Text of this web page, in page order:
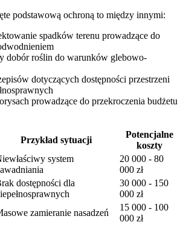
podstawową ochroną to między innymi:
spadków terenu prowadzące do
dobór roślin do warunków glebowo-
dotyczących dostępności przestrzeni
prowadzące do przekroczenia budżetu
Przykład sytuacji
Potencjalne
koszty
system
20 000 - 80
000 zł
dostępności dla
30 000 - 150
000 zł
zamieranie nasadzeń
15 000 - 100
000 zł